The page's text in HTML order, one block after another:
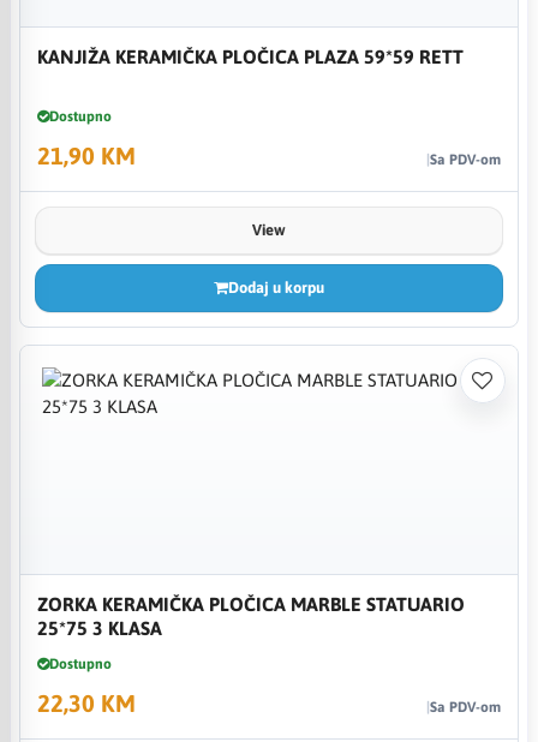
KANJIŽA KERAMIČKA PLOČICA PLAZA 59*59 RETT
Dostupno
21,90 KM Sa PDV-om
View
Dodaj u korpu
ZORKA KERAMIČKA PLOČICA MARBLE STATUARIO
25*75 3 KLASA
Dostupno
22,30 KM Sa PDV-om